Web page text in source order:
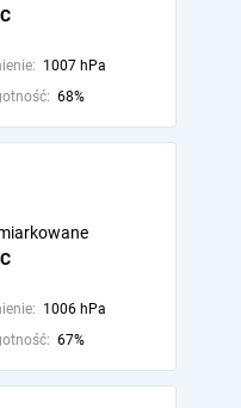
1007 hPa
68%
1006 hPa
67%